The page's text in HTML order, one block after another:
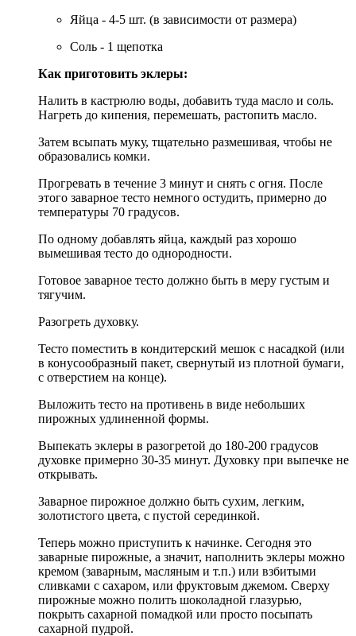
Яйца - 4-5 шт. (в зависимости от размера)
Соль - 1 щепотка
Как приготовить эклеры:
Налить в кастрюлю воды, добавить туда масло и соль.
Нагреть до кипения, перемешать, растопить масло.
Затем всыпать муку, тщательно размешивая, чтобы не
образовались комки.
Прогревать в течение 3 минут и снять с огня. После
этого заварное тесто немного остудить, примерно до
температуры 70 градусов.
По одному добавлять яйца, каждый раз хорошо
вымешивая тесто до однородности.
Готовое заварное тесто должно быть в меру густым и
тягучим.
Разогреть духовку.
Тесто поместить в кондитерский мешок с насадкой (или
в конусообразный пакет, свернутый из плотной бумаги,
с отверстием на конце).
Выложить тесто на противень в виде небольших
пирожных удлиненной формы.
Выпекать эклеры в разогретой до 180-200 градусов
духовке примерно 30-35 минут. Духовку при выпечке не
открывать.
Заварное пирожное должно быть сухим, легким,
золотистого цвета, с пустой серединкой.
Теперь можно приступить к начинке. Сегодня это
заварные пирожные, а значит, наполнить эклеры можно
кремом (заварным, масляным и т.п.) или взбитыми
сливками с сахаром, или фруктовым джемом. Сверху
пирожные можно полить шоколадной глазурью,
покрыть сахарной помадкой или просто посыпать
сахарной пудрой.